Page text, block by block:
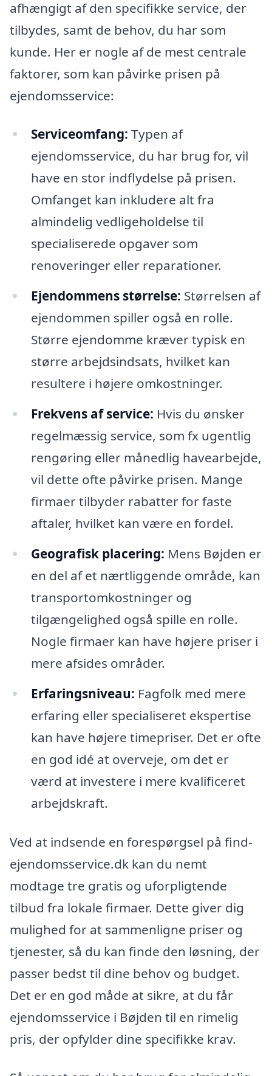
afhængigt af den specifikke service, der
tilbydes, samt de behov, du har som
kunde. Her er nogle af de mest centrale
faktorer, som kan påvirke prisen på
ejendomsservice:
Serviceomfang: Typen af
ejendomsservice, du har brug for, vil
have en stor indflydelse på prisen.
Omfanget kan inkludere alt fra
almindelig vedligeholdelse til
specialiserede opgaver som
renoveringer eller reparationer.
Ejendommens størrelse: Størrelsen af
ejendommen spiller også en rolle.
Større ejendomme kræver typisk en
større arbejdsindsats, hvilket kan
resultere i højere omkostninger.
Frekvens af service: Hvis du ønsker
regelmæssig service, som fx ugentlig
rengøring eller månedlig havearbejde,
vil dette ofte påvirke prisen. Mange
firmaer tilbyder rabatter for faste
aftaler, hvilket kan være en fordel.
Geografisk placering: Mens Bøjden er
en del af et nærtliggende område, kan
transportomkostninger og
tilgængelighed også spille en rolle.
Nogle firmaer kan have højere priser i
mere afsides områder.
Erfaringsniveau: Fagfolk med mere
erfaring eller specialiseret ekspertise
kan have højere timepriser. Det er ofte
en god idé at overveje, om det er
værd at investere i mere kvalificeret
arbejdskraft.
Ved at indsende en forespørgsel på find-
ejendomsservice.dk kan du nemt
modtage tre gratis og uforpligtende
tilbud fra lokale firmaer. Dette giver dig
mulighed for at sammenligne priser og
tjenester, så du kan finde den løsning, der
passer bedst til dine behov og budget.
Det er en god måde at sikre, at du får
ejendomsservice i Bøjden til en rimelig
pris, der opfylder dine specifikke krav.